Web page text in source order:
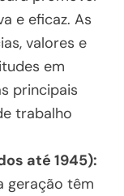
e eficaz. As
valores e
em
principais
trabalho
até 1945):
geração têm